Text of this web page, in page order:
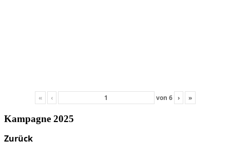
« ‹ von 6 › »
Kampagne 2025
Zurück